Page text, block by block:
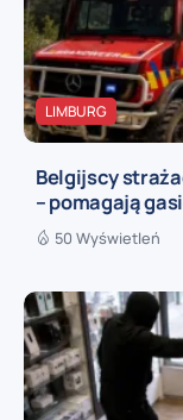
LIMBURG
Belgijscy
– pomagają
50 Wyświetleń